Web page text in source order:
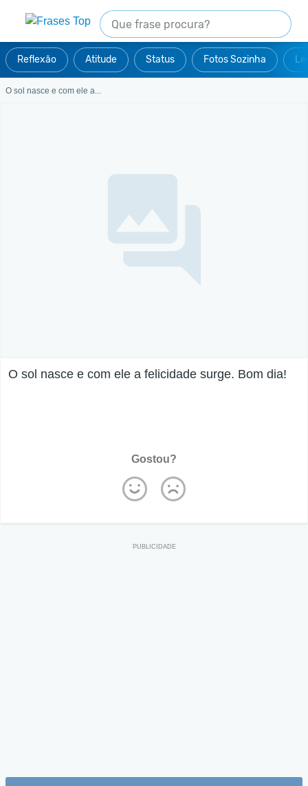
Reflexão Atitude Status Fotos Sozinha
O sol nasce e com ele a...
O sol nasce e com ele a felicidade surge. Bom dia!
Gostou?